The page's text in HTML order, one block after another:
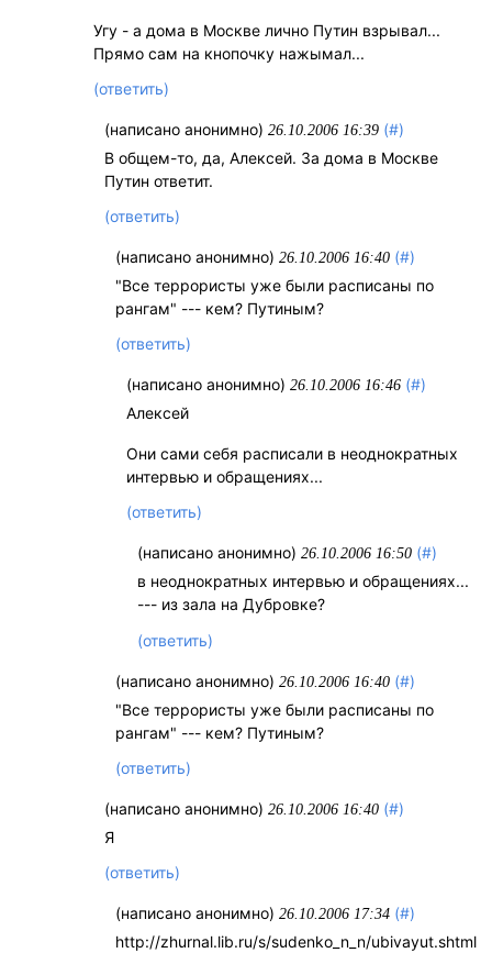
Угу - а дома в Москве лично Путин взрывал...
Прямо сам на кнопочку нажымал...
(ответить)
(написано анонимно)26.10.2006 16:39 (#)
В общем-то, да, Алексей. За дома в Москве
Путин ответит.
(ответить)
(написано анонимно)26.10.2006 16:40 (#)
"Все террористы уже были расписаны по
рангам" --- кем? Путиным?
(ответить)
(написано анонимно)26.10.2006 16:46 (#)
Алексей
Они сами себя расписали в неоднократных
интервью и обращениях...
(ответить)
(написано анонимно) 26.10.2006 16:50 (#)
в неоднократных интервью и обращениях...
--- из зала на Дубровке?
(ответить)
(написано анонимно)26.10.2006 16:40 (#)
"Все террористы уже были расписаны по
рангам" --- кем? Путиным?
(ответить)
(написано анонимно)26.10.2006 16:40 (#)
Я
(ответить)
(написано анонимно)26.10.2006 17:34 (#)
http://zhurnal.lib.ru/s/sudenko_n_n/ubivayut.shtml